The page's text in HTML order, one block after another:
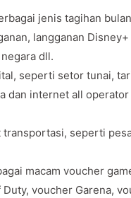
jenis tagihan
langganan
dll.
seperti setor tunai,
dan internet all
seperti
macam voucher
Duty, voucher Garena,